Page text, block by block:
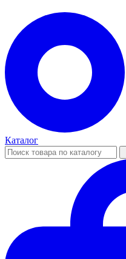
Каталог